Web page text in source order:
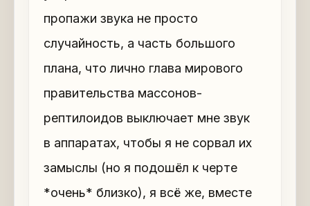
пропажи звука не просто
случайность, а часть большого
плана, что лично глава мирового
правительства массонов-
рептилоидов выключает мне звук
в аппаратах, чтобы я не сорвал их
замыслы (но я подошёл к черте
*очень* близко), я всё же, вместе